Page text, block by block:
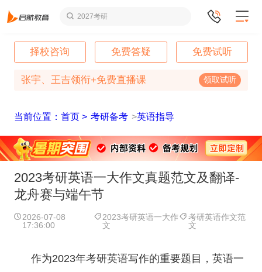
2027考研
择校咨询 免费答疑 免费试听
张宇、王吉领衔+免费直播课 领取试听
当前位置：首页 > 考研备考 >英语指导
2023考研英语一大作文真题范文及翻译-
龙舟赛与端午节
2026-07-08
17:36:00
2023考研英语一大作
文
考研英语作文范
文
作为2023年考研英语写作的重要题目，英语一